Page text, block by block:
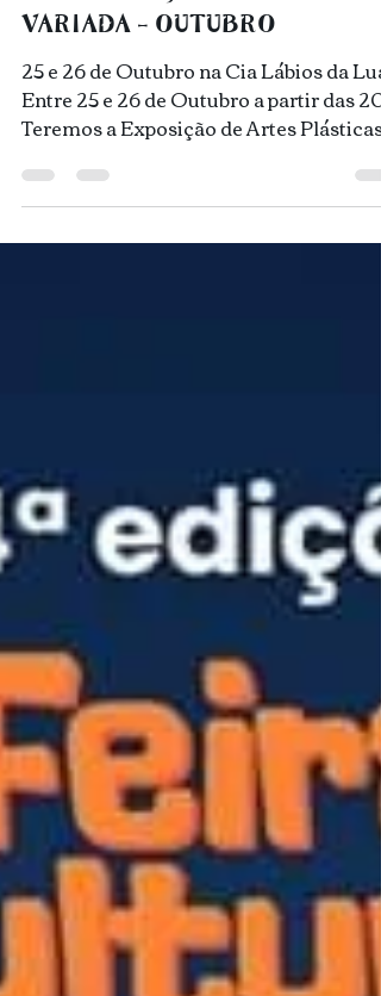
PROGRAMAÇÃO CULTURAL
VARIADA - OUTUBRO
25 e 26 de Outubro na Cia Lábios da Lua
Entre 25 e 26 de Outubro a partir das
Teremos a Exposição de Artes Plásticas
com obras de...